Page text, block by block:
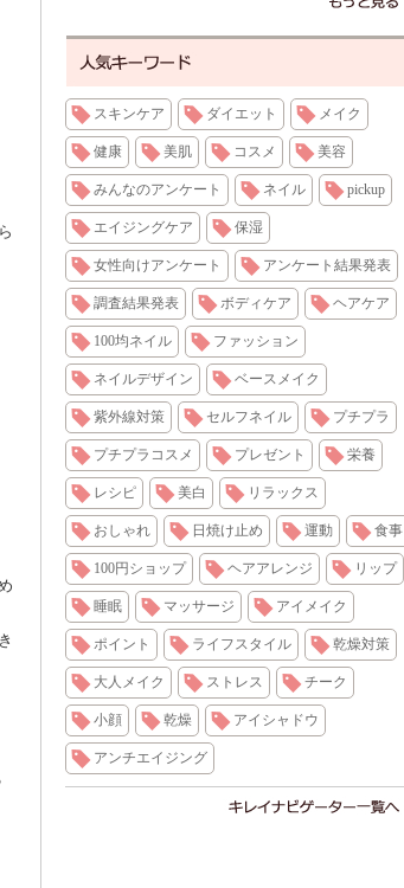
スキンケア ダイエット メイク
健康 美肌 コスメ 美容
みんなのアンケート ネイル pickup
エイジングケア 保湿
女性向けアンケート アンケート結果発表
調査結果発表 ボディケア ヘアケア
100均ネイル ファッション
ネイルデザイン ベースメイク
紫外線対策 セルフネイル プチプラ
プチプラコスメ プレゼント 栄養
レシピ 美白 リラックス
おしゃれ 日焼け止め 運動 食事
100円ショップ ヘアアレンジ リップ
睡眠 マッサージ アイメイク
ポイント ライフスタイル 乾燥対策
大人メイク ストレス チーク
小顔 乾燥 アイシャドウ
アンチエイジング